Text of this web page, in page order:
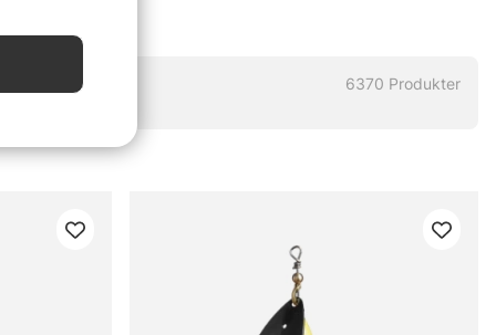
igång utan krångel till välkända produkter och prylar för mer
för verkligt fiske — inte bara för fin hylla. Det här är en metod
6370 Produkter